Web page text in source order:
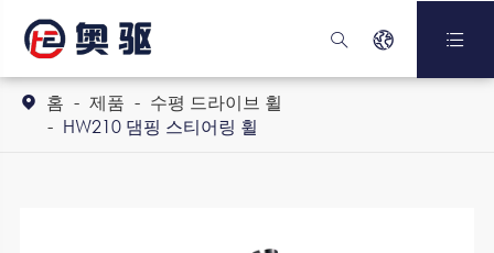
  
 홈 제품
수평 드라이브 휠
HW210 댐핑 스티어링 휠